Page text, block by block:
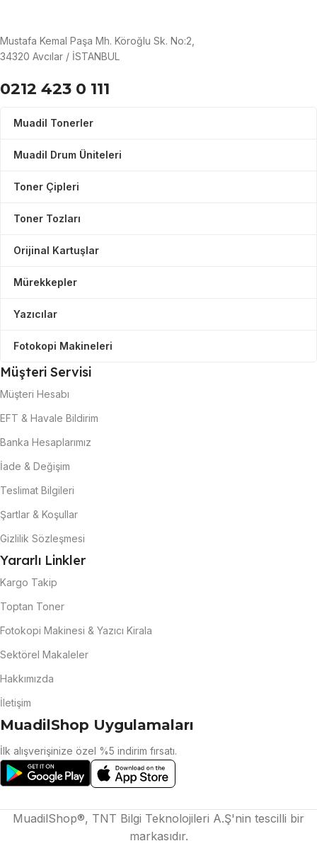
Mustafa Kemal Paşa Mh. Köroğlu Sk. No:2,
34320 Avcılar / İSTANBUL
0212 423 0 111
Muadil Tonerler
Muadil Drum Üniteleri
Toner Çipleri
Toner Tozları
Orijinal Kartuşlar
Mürekkepler
Yazıcılar
Fotokopi Makineleri
Müşteri Servisi
Müşteri Hesabı
EFT & Havale Bildirim
Banka Hesaplarımız
İade & Değişim
Teslimat Bilgileri
Şartlar & Koşullar
Gizlilik Sözleşmesi
Yararlı Linkler
Kargo Takip
Toptan Toner
Fotokopi Makinesi & Yazıcı Kirala
Sektörel Makaleler
Hakkımızda
İletişim
MuadilShop Uygulamaları
İlk alışverişinize özel %5 indirim fırsatı.
MuadilShop®, TNT Bilgi Teknolojileri A.Ş'nin tescilli bir
markasıdır.